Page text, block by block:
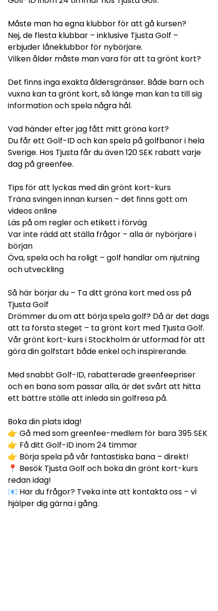
Måste man ha egna klubbor för att gå kursen?
Nej, de flesta klubbar – inklusive Tjusta Golf –
erbjuder låneklubbor för nybörjare.
Vilken ålder måste man vara för att ta grönt kort?
Det finns inga exakta åldersgränser. Både barn och
vuxna kan ta grönt kort, så länge man kan ta till sig
information och spela några hål.
Vad händer efter jag fått mitt gröna kort?
Du får ett Golf-ID och kan spela på golfbanor i hela
Sverige. Hos Tjusta får du även 120 SEK rabatt varje
dag på greenfee.
Tips för att lyckas med din grönt kort-kurs
Träna svingen innan kursen – det finns gott om
videos online
Läs på om regler och etikett i förväg
Var inte rädd att ställa frågor – alla är nybörjare i
början
Öva, spela och ha roligt – golf handlar om njutning
och utveckling
Så här börjar du – Ta ditt gröna kort med oss på
Tjusta Golf
Drömmer du om att börja spela golf? Då är det dags
att ta första steget – ta grönt kort med Tjusta Golf.
Vår grönt kort-kurs i Stockholm är utformad för att
göra din golfstart både enkel och inspirerande.
Med snabbt Golf-ID, rabatterade greenfeepriser
och en bana som passar alla, är det svårt att hitta
ett bättre ställe att inleda sin golfresa på.
Boka din plats idag!
👉 Gå med som greenfee-medlem för bara 395 SEK
👉 Få ditt Golf-ID inom 24 timmar
👉 Börja spela på vår fantastiska bana – direkt!
📍 Besök Tjusta Golf och boka din grönt kort-kurs
redan idag!
📧 Har du frågor? Tveka inte att kontakta oss – vi
hjälper dig gärna i gång.